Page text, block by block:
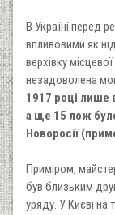
В Україні перед
впливовими як
верхівку
незадоволена
1917 році лише
а ще 15 лож
Новоросії
Приміром,
був близьким
уряду. У Києві на